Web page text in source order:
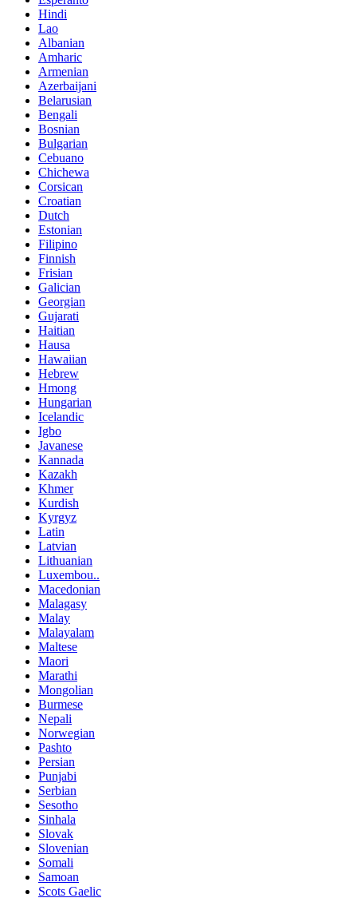
Hindi
Lao
Albanian
Amharic
Armenian
Azerbaijani
Belarusian
Bengali
Bosnian
Bulgarian
Cebuano
Chichewa
Corsican
Croatian
Dutch
Estonian
Filipino
Finnish
Frisian
Galician
Georgian
Gujarati
Haitian
Hausa
Hawaiian
Hebrew
Hmong
Hungarian
Icelandic
Igbo
Javanese
Kannada
Kazakh
Khmer
Kurdish
Kyrgyz
Latin
Latvian
Lithuanian
Luxembou..
Macedonian
Malagasy
Malay
Malayalam
Maltese
Maori
Marathi
Mongolian
Burmese
Nepali
Norwegian
Pashto
Persian
Punjabi
Serbian
Sesotho
Sinhala
Slovak
Slovenian
Somali
Samoan
Scots Gaelic